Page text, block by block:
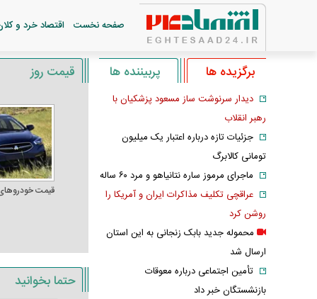
صفحه نخست اقتصاد خرد و
قیمت روز
قیمت
حتما بخوانید
برگزیده ها پربیننده ها
دیدار سرنوشت ساز مسعود پزشکیان با
رهبر انقلاب
جزئیات تازه درباره اعتبار یک میلیون
تومانی کالابرگ
ماجرای مرموز ساره نتانیاهو و مرد ۶۰ ساله
عراقچی تکلیف مذاکرات ایران و آمریکا را
روشن کرد
محموله جدید بابک زنجانی به این استان
ارسال شد
تأمین اجتماعی درباره معوقات
بازنشستگان خبر داد